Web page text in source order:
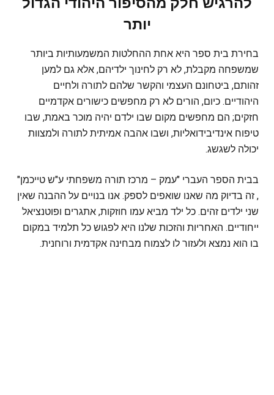
יותר
בחירת בית ספר היא אחת ההחלטות המשמעותיות ביותר
שמשפחה מקבלת, לא רק לחינוך ילדיהם, אלא גם למען
זהותם, ביטחונם העצמי והקשר שלהם לתורה ולחיים
היהודיים. כיום, הורים לא רק מחפשים כישורים אקדמיים
חזקים; הם מחפשים מקום שבו ילדם יהיה מוכר באמת, שבו
טיפוח אינדיבידואליות, ושבו אהבה אמיתית לתורה ולמצוות
יכולה לשגשג.
בבית הספר העברי "עמק – מרכז תורה משפחתי ע"ש טייכמן"
, זה בדיוק מה שאנו שואפים לספק. אנו בנויים על ההבנה שאין
שני ילדים זהים. כל ילד מביא עמו חוזקות, אתגרים ופוטנציאל
ייחודיים. האחריות והזכות שלנו היא לפגוש כל תלמיד במקום
בו הוא נמצא ולעזור לו לצמוח מבחינה אקדמית ורוחנית.